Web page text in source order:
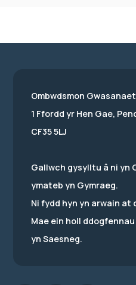
Ombwdsmon
1 Ffordd yr Hen Gae,
CF35 5LJ
Gallwch gysylltu â ni yn
ymateb yn Gymraeg.
Ni fydd hyn yn arwain at
Mae ein holl
yn Saesneg.